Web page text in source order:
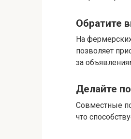
Обратите
На
позволяет
за
Делайте
Совместные
что